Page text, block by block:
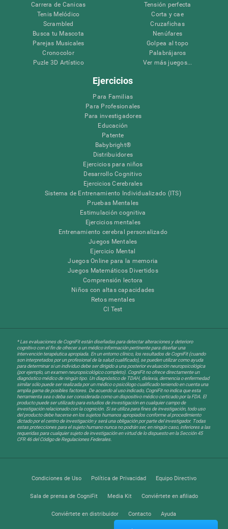
Carrera de Canicas
Tenis Melódico
Scrambled
Busca tu Mascota
Parejas Musicales
Cronocolor
Puzle 3D Artístico
Tensión perfecta
Corta y cae
Cruzafichas
Nenúfares
Golpea al topo
Palabrájaros
Ver más juegos...
Ejercicios
Para Familias
Para Profesionales
Para investigadores
Educación
Patente
Babybright®
Distribuidores
Ejercicios para niños
Desarrollo Cognitivo
Ejercicios Cerebrales
Sistema de Entrenamiento Individualizado (ITS)
Pruebas Mentales
Estimulación cognitiva
Ejercicios mentales
Entrenamiento cerebral personalizado
Juegos Mentales
Ejercicio Mental
Juegos Online para la memoria
Juegos Matemáticos Divertidos
Comprensión lectora
Niños con altas capacidades
Retos mentales
CI Test
* Las evaluaciones de CogniFit están diseñadas para detectar alteraciones y deterioro
cognitivo con el fin de ofrecer a un médico información pertinente para diseñar una
intervención terapéutica apropiada. En un entorno clínico, los resultados de CogniFit (cuando
son interpretados por un profesional de la salud cualificado), se pueden utilizar como ayuda
para determinar si un individuo debe ser dirigido a una posterior evaluación neuropsicológica
(por ejemplo, un examen neuropsicológico completo). CogniFit no ofrece directamente un
diagnóstico médico de ningún tipo. Un diagnóstico de TDAH, dislexia, demencia o enfermedad
similar sólo puede ser realizada por un médico o psicólogo cualificado teniendo en cuenta una
amplia gama de posibles factores. De acuerdo al uso indicado, CogniFit no indica que esta
herramienta sea o deba ser considerada como un dispositivo médico certicado por la FDA. El
producto puede ser utilizado para estudios de investigación en cualquier campo de
investigación relacionado con la cognición. Si se utiliza para fines de investigación, todo uso
del producto debe hacerse en los sujetos humanos apropiados conforme al procedimiento
dictado por el centro de investigación y será una obligación por parte del investigador. Todas
estas protecciones para el sujeto humano nunca no podrán ser, en ningún caso, inferiores a las
requeridas para cualquier sujeto de investigación en virtud de lo dispuesto en la Sección 45
CFR 46 del Código de Regulaciones Federales.
Condiciones de Uso Política de Privacidad Equipo Directivo
Sala de prensa de CogniFit Media Kit Conviértete en afiliado
Conviértete en distribuidor Contacto Ayuda